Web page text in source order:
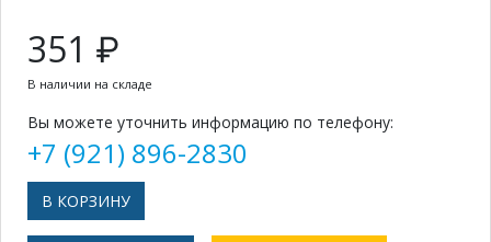
351 ₽
В наличии на складе
Вы можете уточнить информацию по телефону:
+7 (921) 896-2830